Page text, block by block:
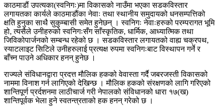
काठमाडौं उपत्यका(स्वनिगः)मा विकासको नाउँमा भएका सडकविस्तार
लगायतका कार्यले काठमाडौंका नेवाः तथा स्थानीय समुदायको धनसम्पत्तिको
क्षति हुनुका साथै सुकुम्बासी समेत हुनेछन् । स्वनिगः नेवाःहरुको परम्परागत भूमि
हो, त्यसैले उनीहरुको स्वनिगःसँग साँस्कृतिक, धार्मिक, आध्यात्मिक तथा
जिविकोपार्जनको सम्बन्ध रहेको छ । सडकविस्तार लगायतको वाह्य चक्रपथ,
स्याटलाइट सिटिले उनीहरुलाई प्रत्यक्ष रुपमा स्वनिगःबाट विस्थापन गर्ने र
बाँच्न पाउने अधिकार हनन् हुनेछ ।
राज्यले संविधानद्वारा प्रदत्त मौलिक हकको वेवास्ता गर्दै जबरजस्ती विकासको
नाममा विनाश गर्न लागिएको देखिन्छ । मौलिक हकको संरक्षणको लागि गरिएको
शान्तिपूर्ण प्रर्दशनमा लाठीचार्ज गरी नेपालको संविधानको धारा १७(ख)
शान्तिपूर्वक भेला हुने स्वतन्त्रताको हक हनन् गरेको छ ।